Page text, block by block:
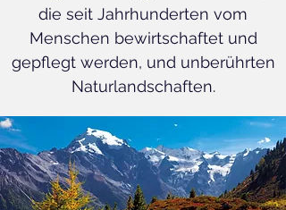
die seit Jahrhunderten vom
Menschen bewirtschaftet und
gepflegt werden, und unberührten
Naturlandschaften.